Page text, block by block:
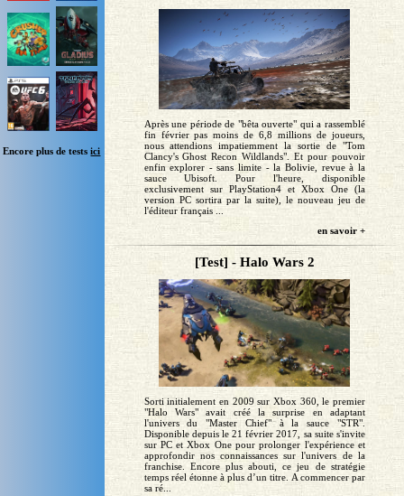
Encore plus de testsici
Après une période de "bêta ouverte" qui a rassemblé
fin février pas moins de 6,8 millions de joueurs,
nous attendions impatiemment la sortie de "Tom
Clancy's Ghost Recon Wildlands". Et pour pouvoir
enfin explorer - sans limite - la Bolivie, revue à la
sauce Ubisoft. Pour l'heure, disponible
exclusivement sur PlayStation4 et Xbox One (la
version PC sortira par la suite), le nouveau jeu de
l'éditeur français ...
en savoir +
[Test] - Halo Wars 2
Sorti initialement en 2009 sur Xbox 360, le premier
"Halo Wars" avait créé la surprise en adaptant
l'univers du "Master Chief" à la sauce "STR".
Disponible depuis le 21 février 2017, sa suite s'invite
sur PC et Xbox One pour prolonger l'expérience et
approfondir nos connaissances sur l'univers de la
franchise. Encore plus abouti, ce jeu de stratégie
temps réel étonne à plus d’un titre. A commencer par
sa ré...